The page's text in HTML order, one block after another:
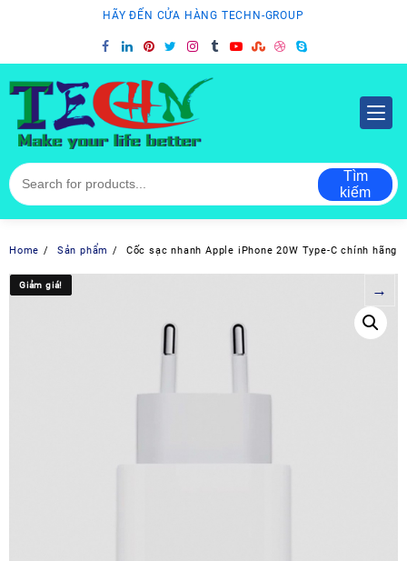
HÃY ĐẾN CỬA HÀNG TECHN-GROUP
Tìm
kiếm
Home Sản phẩm Cốc sạc nhanh Apple iPhone 20W Type-C chính hãng
Giảm giá! →
Giảm giá!